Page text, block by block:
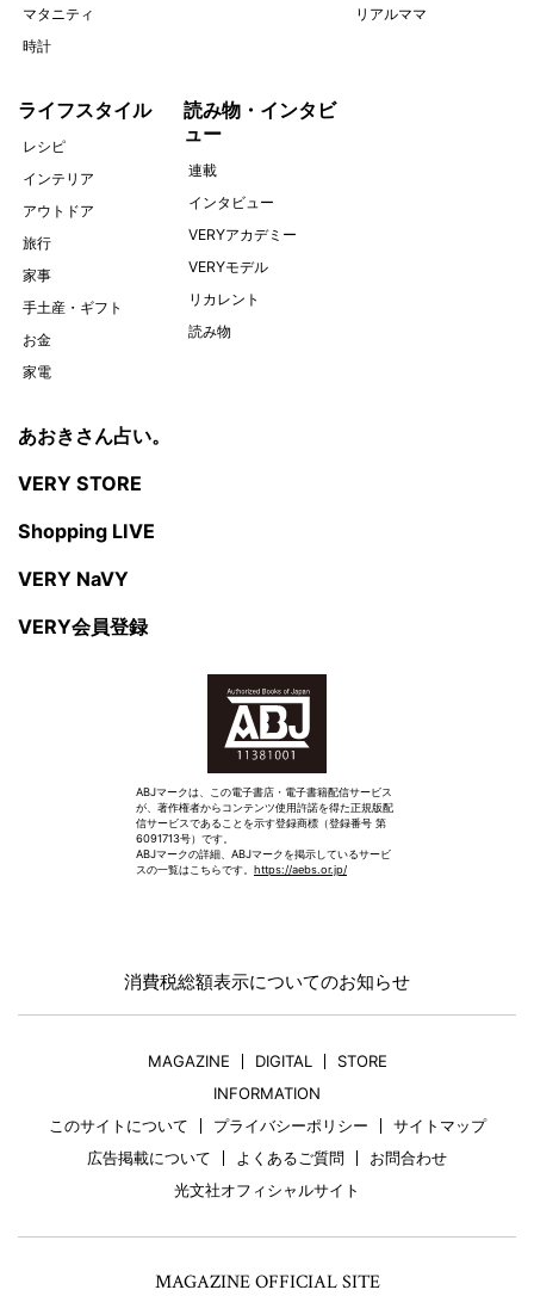
マタニティ
時計
リアルママ
ライフスタイル
レシピ
インテリア
アウトドア
旅行
家事
手土産・ギフト
お金
家電
読み物・インタビ
ュー
連載
インタビュー
VERYアカデミー
VERYモデル
リカレント
読み物
あおきさん占い。
VERY STORE
Shopping LIVE
VERY NaVY
VERY会員登録
ABJマークは、この電子書店・電子書籍配信サービス
が、著作権者からコンテンツ使用許諾を得た正規版配
信サービスであることを示す登録商標（登録番号 第
6091713号）です。
ABJマークの詳細、ABJマークを掲示しているサービ
スの一覧はこちらです。 https://aebs.or.jp/
消費税総額表示についてのお知らせ
MAGAZINE DIGITAL
STORE
INFORMATION
このサイトについて
プライバシーポリシー
サイトマップ
広告掲載について
よくあるご質問
お問合わせ
光文社オフィシャルサイト
MAGAZINE OFFICIAL SITE